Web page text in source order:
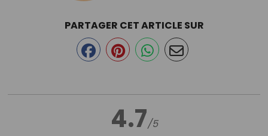
4.7/5
PARTAGER CET ARTICLE SUR